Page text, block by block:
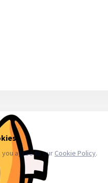
то количество, которое
проблемы с аккаунтами -
в свою очередь, покупает
уничтожения, блокирования,
лиц. Весь товар который
закон и стабильность в
в вк, биржа аккаунтов,